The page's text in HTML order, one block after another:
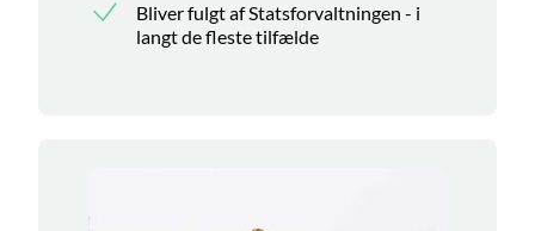
Bliver fulgt af Statsforvaltningen - i
langt de fleste tilfælde